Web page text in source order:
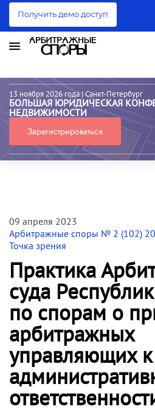
Получить демо доступ
13 ноября 2026 года | Санкт-Петербург
БОЛЬШАЯ ЮРИДИЧЕСКАЯ
НЕДВИЖИМОСТИ
Зарегистрироваться
09 апреля 2023
Арбитражные споры № 2 (102)
Точка зрения
Практика
суда
по спорам о
арбитражных
управляющих к